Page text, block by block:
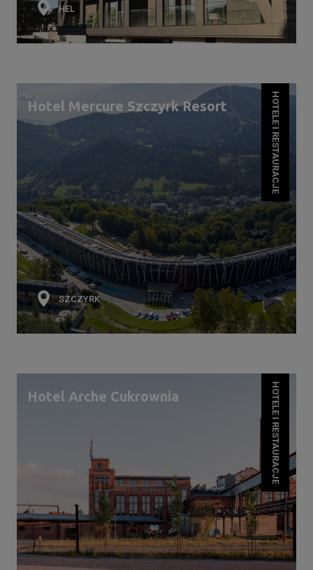
HEL
Hotel Mercure Szczyrk Resort
SZCZYRK
HOTELE I RESTAURACJE
Hotel Arche Cukrownia HOTELE I RESTAURACJE